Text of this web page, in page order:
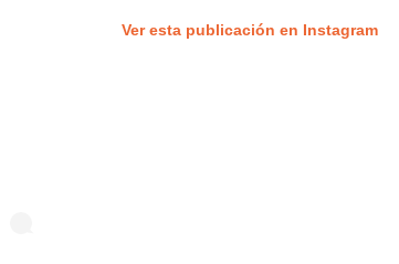
Ver esta publicación en Instagram